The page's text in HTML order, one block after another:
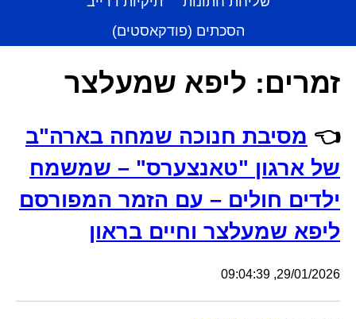
הסכתים (פודקאסטים)
זמרים: ליפא שמעלצר
👈 מסיבת חנוכה שמחה בארה"ב
של ארגון "טאנצערס" – שמשמח
ילדים חולים – עם הזמר המפורסם
ליפא שמעלצר וחיים בראון
29/01/2026, 09:04:39